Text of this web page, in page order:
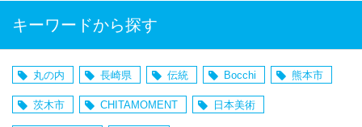
キーワードから探す
丸の内 長崎県 伝統 Bocchi 熊本市
茨木市 CHITAMOMENT 日本美術